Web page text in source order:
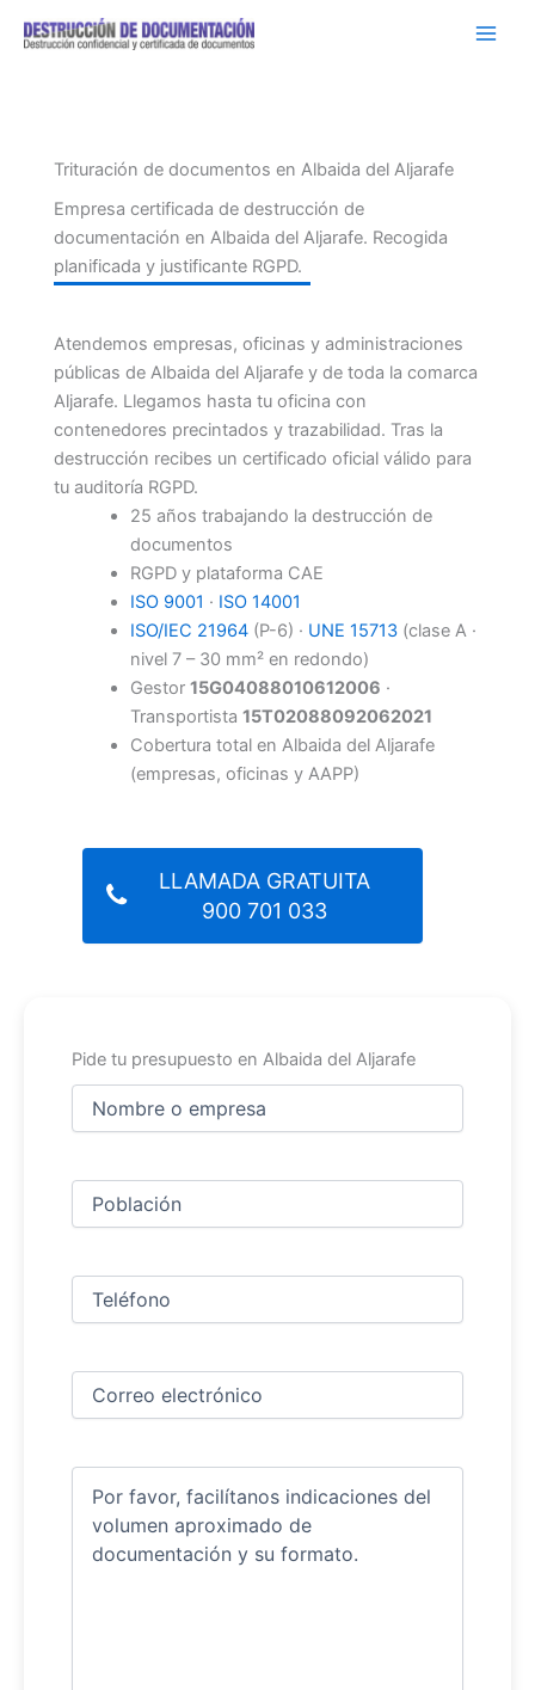
Trituración de documentos en Albaida del Aljarafe
Empresa certificada de destrucción de
documentación en Albaida del Aljarafe. Recogida
planificada y justificante RGPD.
Atendemos empresas, oficinas y administraciones
públicas de Albaida del Aljarafe y de toda la comarca
Aljarafe. Llegamos hasta tu oficina con
contenedores precintados y trazabilidad. Tras la
destrucción recibes un certificado oficial válido para
tu auditoría RGPD.
25 años trabajando la destrucción de
documentos
RGPD y plataforma CAE
ISO 9001 · ISO 14001
ISO/IEC 21964(P-6) · UNE 15713(clase A ·
nivel 7 – 30 mm² en redondo)
Gestor 15G04088010612006 ·
Transportista 15T02088092062021
Cobertura total en Albaida del Aljarafe
(empresas, oficinas y AAPP)
LLAMADA GRATUITA
900 701 033
Pide tu presupuesto en Albaida del Aljarafe
Nombre
Ciudad
Teléfono
Correo
electrónico (Obligatorio)
Comentarios